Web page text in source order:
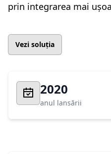
prin integrarea mai
Vezi soluția
anul lansării
2020